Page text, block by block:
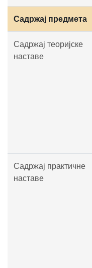
Садржај предмета
Садржај теоријске
наставе
Садржај практичне
наставе